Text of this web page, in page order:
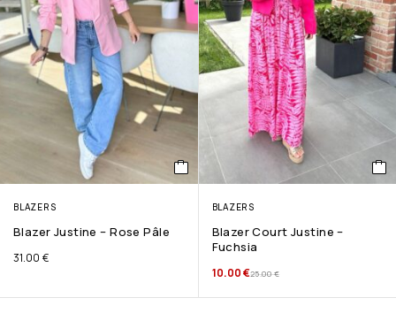
BLAZERS
Blazer Justine – Rose Pâle
31.00 €
BLAZERS
Blazer Court Justine –
Fuchsia
25.00€
10.00€